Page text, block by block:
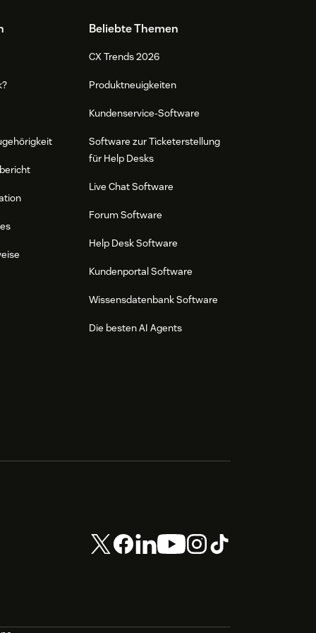
Beliebte Themen
CX Trends 2026
Produktneuigkeiten
Kundenservice-Software
Software zur Ticketerstellung
für Help Desks
Live Chat Software
Forum Software
Help Desk Software
Kundenportal Software
Wissensdatenbank Software
Die besten AI Agents